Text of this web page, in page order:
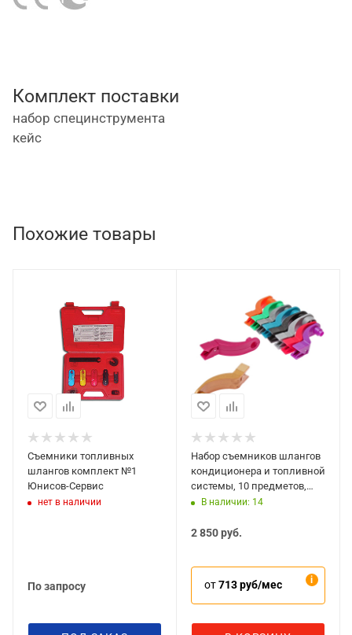
Комплект поставки
набор специнструмента
кейс
Похожие товары
Съемники топливных
шлангов комплект №1
Юнисов-Сервис
нет в наличии
По запросу
Набор съемников шлангов
кондиционера и топливной
системы, 10 предметов,
JTC-4195
В наличии: 14
2 850руб.
от713 руб/мес